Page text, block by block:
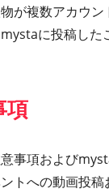
が複数アカウ
に投稿した
項
事項および
トへの動画投稿